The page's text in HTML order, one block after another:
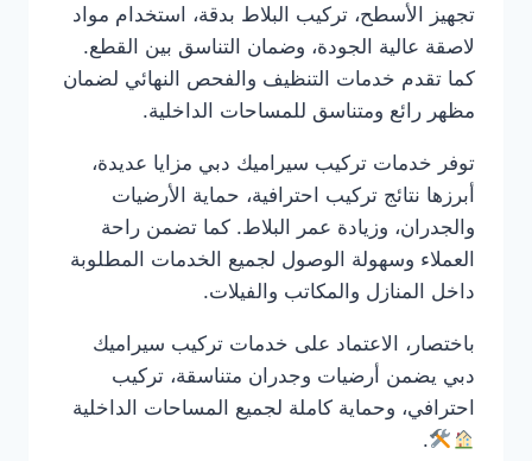
تجهيز الأسطح، تركيب البلاط بدقة، استخدام مواد
لاصقة عالية الجودة، وضمان التناسق بين القطع.
كما تقدم خدمات التنظيف والفحص النهائي لضمان
مظهر رائع ومتناسق للمساحات الداخلية.
توفر خدمات تركيب سيراميك دبي مزايا عديدة،
أبرزها نتائج تركيب احترافية، حماية الأرضيات
والجدران، وزيادة عمر البلاط. كما تضمن راحة
العملاء وسهولة الوصول لجميع الخدمات المطلوبة
داخل المنازل والمكاتب والفيلات.
باختصار، الاعتماد على خدمات تركيب سيراميك
دبي يضمن أرضيات وجدران متناسقة، تركيب
احترافي، وحماية كاملة لجميع المساحات الداخلية
.